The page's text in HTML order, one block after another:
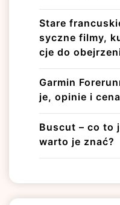
Stare
syczne filmy,
cje do
Garmin
je, opinie i
Buscut – co to
warto je znać?